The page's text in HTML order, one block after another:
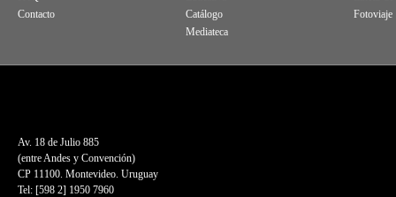
Contacto
Catálogo
Mediateca
Fotoviaje
Av. 18 de Julio 885
(entre Andes y Convención)
CP 11100. Montevideo. Uruguay
Tel: [598 2] 1950 7960